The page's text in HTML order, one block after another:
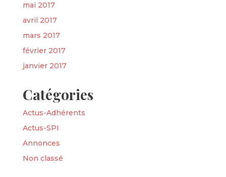
mai 2017
avril 2017
mars 2017
février 2017
janvier 2017
Catégories
Actus-Adhérents
Actus-SPI
Annonces
Non classé